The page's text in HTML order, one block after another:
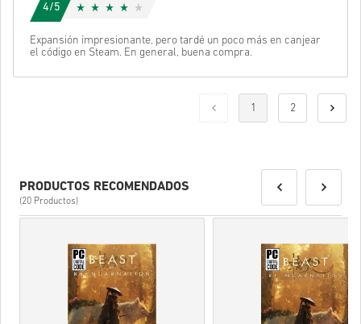
4/5
Expansión impresionante, pero tardé un poco más en canjear
el código en Steam. En general, buena compra.
1 2
PRODUCTOS RECOMENDADOS
(20 Productos)